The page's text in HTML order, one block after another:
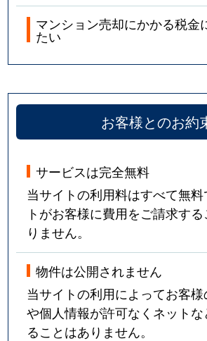
マンション売却にかかる税金
たい
お客様とのお約
サービスは完全無料
当サイトの利用料はすべて無
トがお客様に費用をご請求す
りません。
物件は公開されません
当サイトの利用によってお客
や個人情報が許可なくネット
ることはありません。